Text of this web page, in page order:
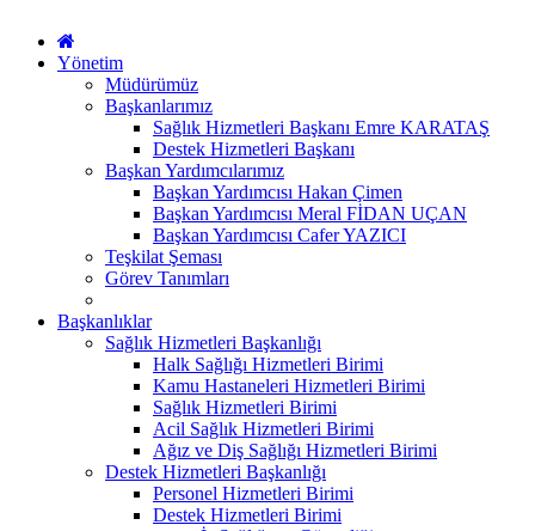
Yönetim
Müdürümüz
Başkanlarımız
Sağlık Hizmetleri Başkanı Emre KARATAŞ
Destek Hizmetleri Başkanı
Başkan Yardımcılarımız
Başkan Yardımcısı Hakan Çimen
Başkan Yardımcısı Meral FİDAN UÇAN
Başkan Yardımcısı Cafer YAZICI
Teşkilat Şeması
Görev Tanımları
Başkanlıklar
Sağlık Hizmetleri Başkanlığı
Halk Sağlığı Hizmetleri Birimi
Kamu Hastaneleri Hizmetleri Birimi
Sağlık Hizmetleri Birimi
Acil Sağlık Hizmetleri Birimi
Ağız ve Diş Sağlığı Hizmetleri Birimi
Destek Hizmetleri Başkanlığı
Personel Hizmetleri Birimi
Destek Hizmetleri Birimi